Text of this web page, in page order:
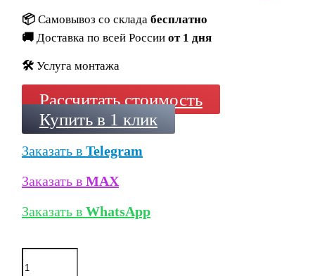
📦 Самовывоз со склада бесплатно
🚚 Доставка по всей России от 1 дня
🛠️ Услуга монтажа
Рассчитать стоимость
Купить в 1 клик
Заказать в Telegram
Заказать в MAX
Заказать в WhatsApp
Количество
товара